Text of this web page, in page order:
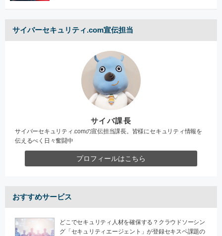
サイバーセキュリティ.com宣伝担当
サイバ課長
サイバーセキュリティ.comの宣伝担当課長。皆様にセキュリティ情報を
伝えるべく日々奮闘中
プロフィールはこちら
おすすめサービス
どこでセキュリティ人材を確保する？クラウドソーシン
グ「セキュリティエージェント」が登録セキスペ課題の